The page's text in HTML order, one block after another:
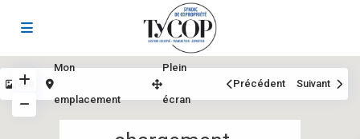
Vue
Mon
emplacement
Plein
écran
Précédent Suivant